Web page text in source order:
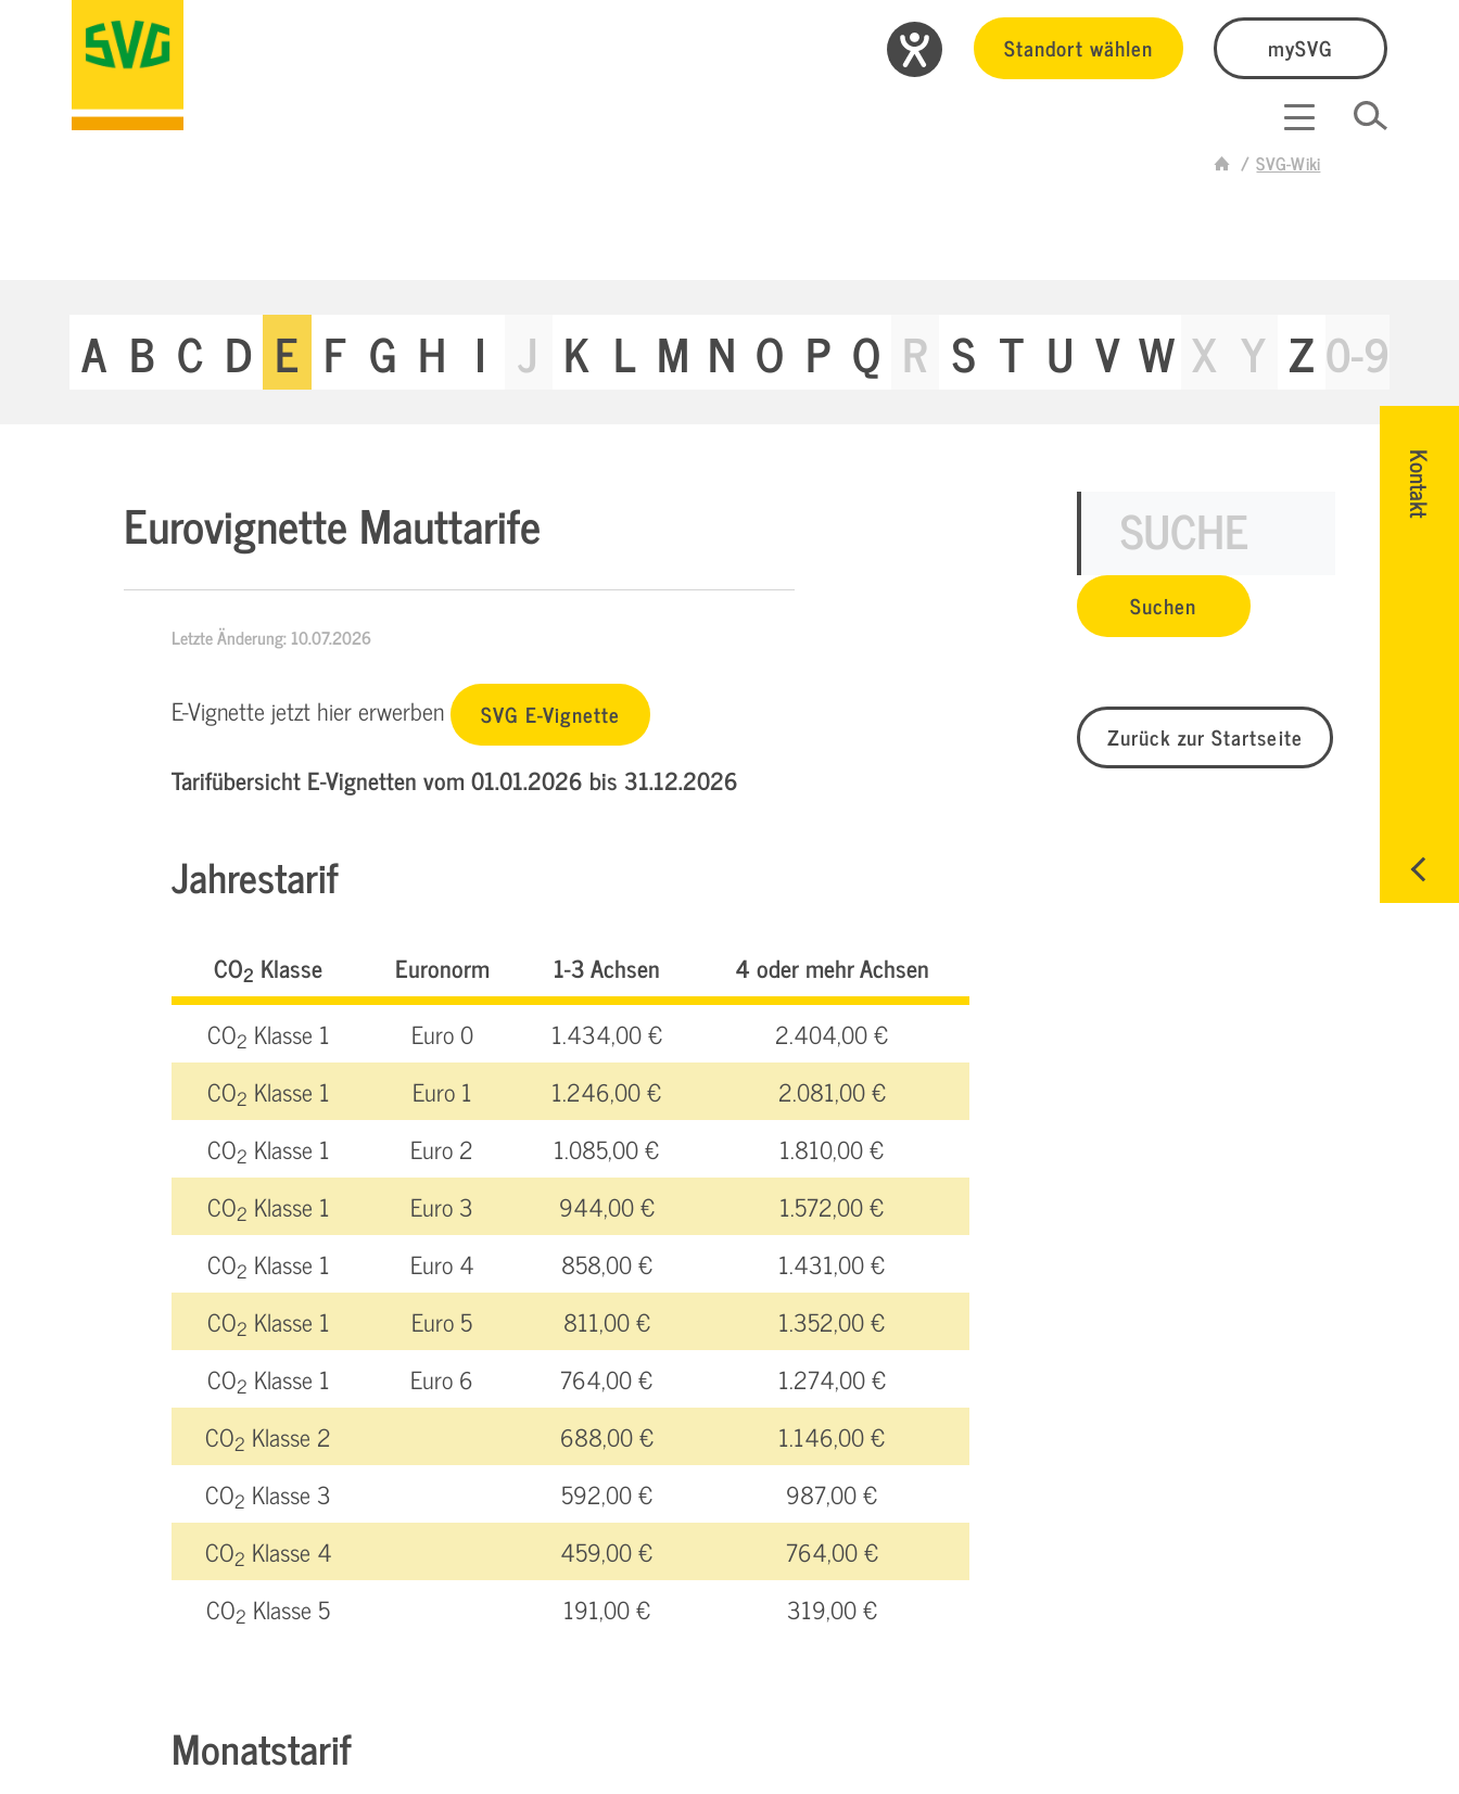
Standort wählen mySVG
SVG-Wiki
Kontakt
A B C D E F G H I J K L M N O P Q R S T U V W X Y Z0-9
Eurovignette Mauttarife
Letzte Änderung: 10.07.2026
E-Vignette jetzt hier erwerben SVG E-Vignette
Tarifübersicht E-Vignetten vom 01.01.2026 bis 31.12.2026
Jahrestarif
CO2 Klasse Euronorm 1-3 Achsen
4 oder mehr Achsen
CO2 Klasse 1 Euro 0 1.434,00 €
2.404,00 €
CO2 Klasse 1 Euro 1 1.246,00 €
2.081,00 €
CO2 Klasse 1 Euro 2 1.085,00 €
1.810,00 €
CO2 Klasse 1 Euro 3 944,00 €
1.572,00 €
CO2 Klasse 1 Euro 4 858,00 €
1.431,00 €
CO2 Klasse 1 Euro 5 811,00 €
1.352,00 €
CO2 Klasse 1 Euro 6 764,00 €
1.274,00 €
CO2 Klasse 2 688,00 €
1.146,00 €
CO2 Klasse 3 592,00 €
987,00 €
CO2 Klasse 4 459,00 €
764,00 €
CO2 Klasse 5 191,00 € 319,00 €
Monatstarif
Zurück zur Startseite